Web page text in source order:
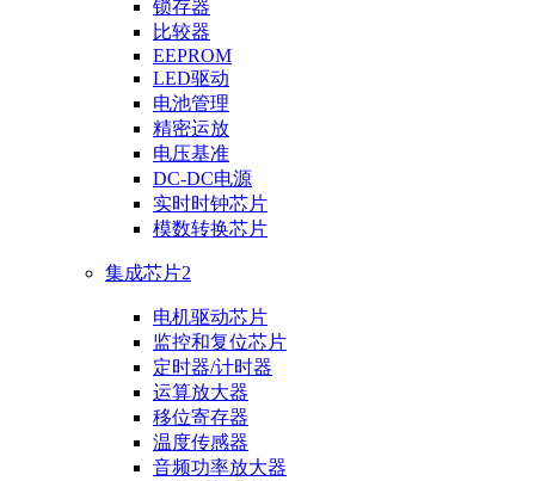
锁存器
比较器
EEPROM
LED驱动
电池管理
精密运放
电压基准
DC-DC电源
实时时钟芯片
模数转换芯片
集成芯片2
电机驱动芯片
监控和复位芯片
定时器/计时器
运算放大器
移位寄存器
温度传感器
音频功率放大器